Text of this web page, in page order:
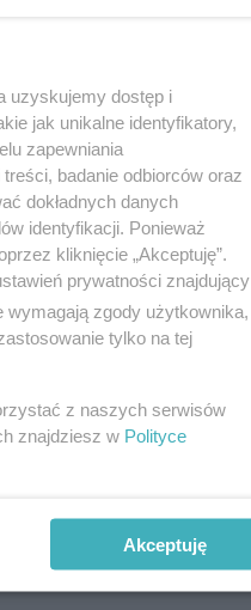
uzyskujemy dostęp i
jak unikalne identyfikatory,
zapewniania
badanie odbiorców oraz
dokładnych danych
identyfikacji. Ponieważ
kliknięcie „Akceptuję”.
prywatności znajdujący
wymagają zgody użytkownika,
tylko na tej
z naszych serwisów
znajdziesz w Polityce
Akceptuję